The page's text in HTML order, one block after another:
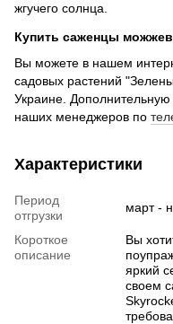
жгучего солнца.
Купить саженцы
Вы можете в нашем
садовых растений
Украине.
наших менеджеров по
Характеристики
Период
отгрузки
март -
Короткое
описание
Вы
яркий
своем